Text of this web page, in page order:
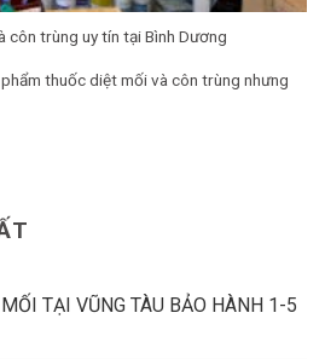
côn trùng uy tín tại Bình Dương
thuốc diệt mối và côn trùng nhưng
TẠI VŨNG TÀU BẢO HÀNH 1-5